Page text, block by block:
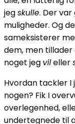
jegskulle. Der
muligheder. Og
sameksisterer
dem, men
noget jeg vileller
Hvordan tackler I
nogen? Fik I
overlegenhed,
undertegnede til